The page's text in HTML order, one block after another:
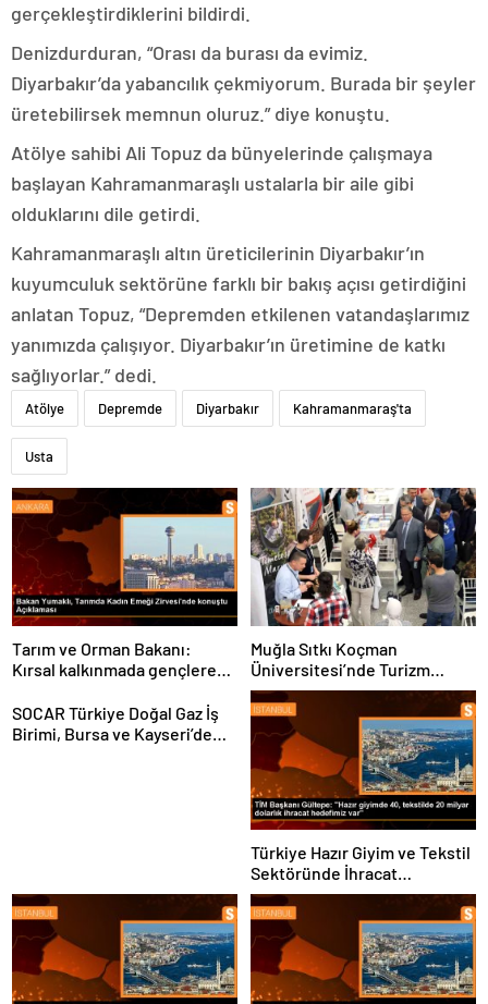
gerçekleştirdiklerini bildirdi.
Denizdurduran, “Orası da burası da evimiz.
Diyarbakır’da yabancılık çekmiyorum. Burada bir şeyler
üretebilirsek memnun oluruz.” diye konuştu.
Atölye sahibi Ali Topuz da bünyelerinde çalışmaya
başlayan Kahramanmaraşlı ustalarla bir aile gibi
olduklarını dile getirdi.
Kahramanmaraşlı altın üreticilerinin Diyarbakır’ın
kuyumculuk sektörüne farklı bir bakış açısı getirdiğini
anlatan Topuz, “Depremden etkilenen vatandaşlarımız
yanımızda çalışıyor. Diyarbakır’ın üretimine de katkı
sağlıyorlar.” dedi.
Atölye Depremde Diyarbakır Kahramanmaraş'ta
Usta
Tarım ve Orman Bakanı:
Kırsal kalkınmada gençlere
yapıyoruz
Muğla Sıtkı Koçman
Üniversitesi’nde Turizm
Sektörü ve Öğrenciler
Buluştu
SOCAR Türkiye Doğal Gaz İş
Birimi, Bursa ve Kayseri’de
Türkiye Hazır Giyim ve Tekstil
Sektöründe İhracat
Hedeflerini Açıkladı